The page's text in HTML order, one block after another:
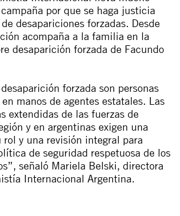
por que se haga justicia
desapariciones forzadas. Desde
acompaña a la familia en la
desaparición forzada de Facundo
forzada son personas
manos de agentes estatales. Las
extendidas de las fuerzas de
y en argentinas exigen una
y una revisión integral para
de seguridad respetuosa de los
señaló Mariela Belski, directora
Internacional Argentina.